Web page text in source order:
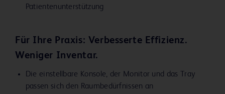
Patientenunterstützung
Für Ihre Praxis: Verbesserte Effizienz.
Weniger Inventar.
Die einstellbare Konsole, der Monitor und das Tray
passen sich den Raumbedürfnissen an